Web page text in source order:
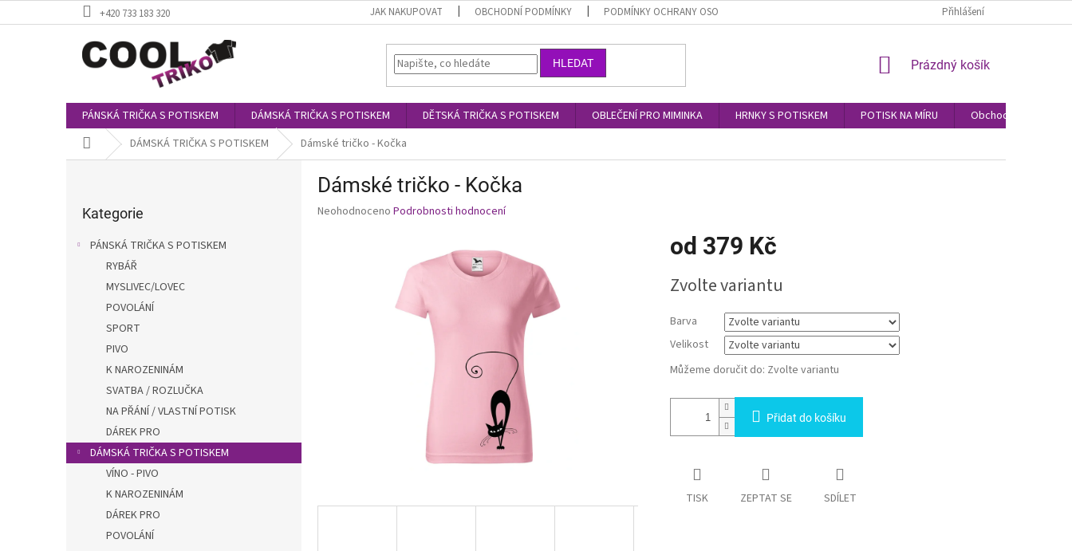
na
+420 733 183 320 JAK NAKUPOVAT OBCHODNÍ PODMÍNKY PODMÍNKY OCHRANY OSOBNÍCH ÚDAJŮ Přihlášení
HLEDAT
NÁKUPNÍ
Prázdný košík
PÁNSKÁ TRIČKA S POTISKEM DÁMSKÁ TRIČKA S POTISKEM DĚTSKÁ TRIČKA S POTISKEM OBLEČENÍ PRO MIMINKA HRNKY S POTISKEM POTISK NA MÍRU
Obchodní podmínky
Domů DÁMSKÁ TRIČKA S POTISKEM Dámské tričko - Kočka
kategorie
Kategorie
PÁNSKÁ TRIČKA S POTISKEM
RYBÁŘ
MYSLIVEC/LOVEC
POVOLÁNÍ
SPORT
PIVO
K NAROZENINÁM
SVATBA / ROZLUČKA
NA PŘÁNÍ / VLASTNÍ POTISK
DÁREK PRO
DÁMSKÁ TRIČKA S POTISKEM
VÍNO - PIVO
K NAROZENINÁM
DÁREK PRO
POVOLÁNÍ
Dámské tričko - Kočka
Průměrné
Neohodnoceno Podrobnosti hodnocení
od 379 Kč
cena:
Zvolte variantu
Barva
Velikost
Můžeme doručit do: Zvolte variantu
Přidat do košíku
TISK ZEPTAT SE SDÍLET